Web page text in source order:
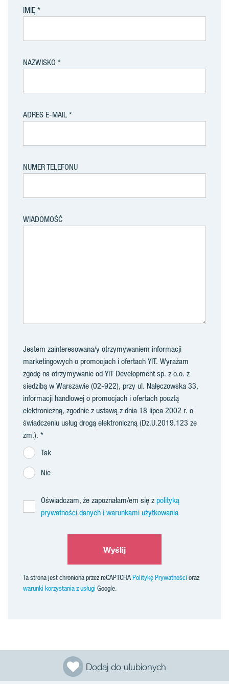
Dodaj do ulubionych
IMIĘ
NAZWISKO
ADRES E-MAIL
NUMER TELEFONU
WIADOMOŚĆ
Jestem zainteresowana/y otrzymywaniem informacji
marketingowych o promocjach i ofertach YIT. Wyrażam
zgodę na otrzymywanie od YIT Development sp. z o.o. z
siedzibą w Warszawie (02-922), przy ul. Nałęczowska 33,
informacji handlowej o promocjach i ofertach pocztą
elektroniczną, zgodnie z ustawą z dnia 18 lipca 2002 r. o
świadczeniu usług drogą elektroniczną (Dz.U.2019.123 ze
zm.).
Tak
Nie
Oświadczam, że zapoznałam/em się z polityką
prywatności danych i warunkami użytkowania
Wyślij
Ta strona jest chroniona przez reCAPTCHAPolitykę Prywatności oraz
warunki korzystania z usługi Google.